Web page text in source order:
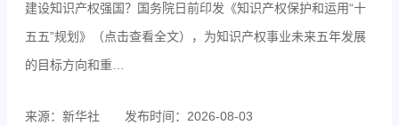
建设知识产权强国？国务院日前印发《知识产权保护和运用“十
五五”规划》（点击查看全文），为知识产权事业未来五年发展
的目标方向和重…
来源：新华社 发布时间：2026-08-03